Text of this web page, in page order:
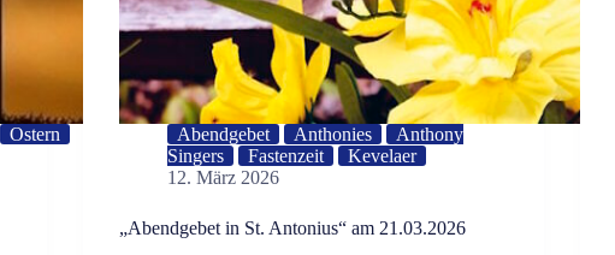
Ostern
Abendgebet Anthonies
Anthony
Singers
Fastenzeit
Kevelaer
12. März 2026
„Abendgebet in St. Antonius“ am 21.03.2026